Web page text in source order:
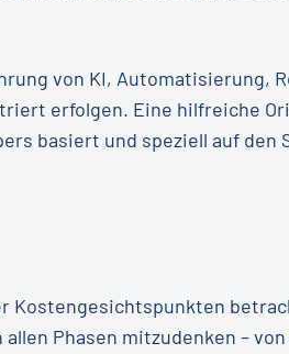
von KI, Automatisierung,
erfolgen. Eine hilfreiche
basiert und speziell auf
Kostengesichtspunkten
Phasen mitzudenken –